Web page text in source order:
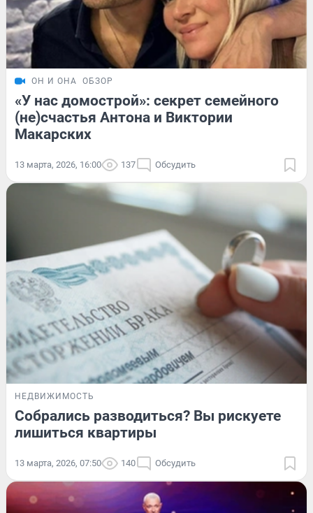
ОН И ОНА ОБЗОР
«У нас домострой»: секрет семейного
(не)счастья Антона и Виктории
Макарских
13 марта, 2026, 16:00 137 Обсудить
НЕДВИЖИМОСТЬ
Собрались разводиться? Вы рискуете
лишиться квартиры
13 марта, 2026, 07:50 140 Обсудить